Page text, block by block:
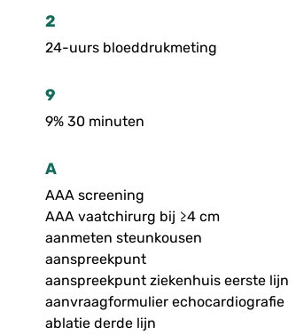
2
24-uurs bloeddrukmeting
9
9% 30 minuten
A
AAA screening
AAA vaatchirurg bij ≥4 cm
aanmeten steunkousen
aanspreekpunt
aanspreekpunt ziekenhuis eerste lijn
aanvraagformulier echocardiografie
ablatie derde lijn